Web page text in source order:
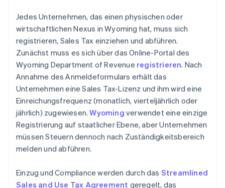
Jedes Unternehmen, das einen physischen oder
wirtschaftlichen Nexus in Wyoming hat, muss sich
registrieren, Sales Tax einziehen und abführen.
Zunächst muss es sich über das Online-Portal des
Wyoming Department of Revenue registrieren. Nach
Annahme des Anmeldeformulars erhält das
Unternehmen eine Sales Tax-Lizenz und ihm wird eine
Einreichungsfrequenz (monatlich, vierteljährlich oder
jährlich) zugewiesen.Wyoming verwendet eine einzige
Registrierung auf staatlicher Ebene, aber Unternehmen
müssen Steuern dennoch nach Zuständigkeitsbereich
melden und abführen.
Einzug und Compliance werden durch das Streamlined
Sales and Use Tax Agreement geregelt, das